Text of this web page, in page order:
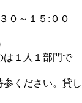
０～１５:００
は１人１部門で
参ください。貸し